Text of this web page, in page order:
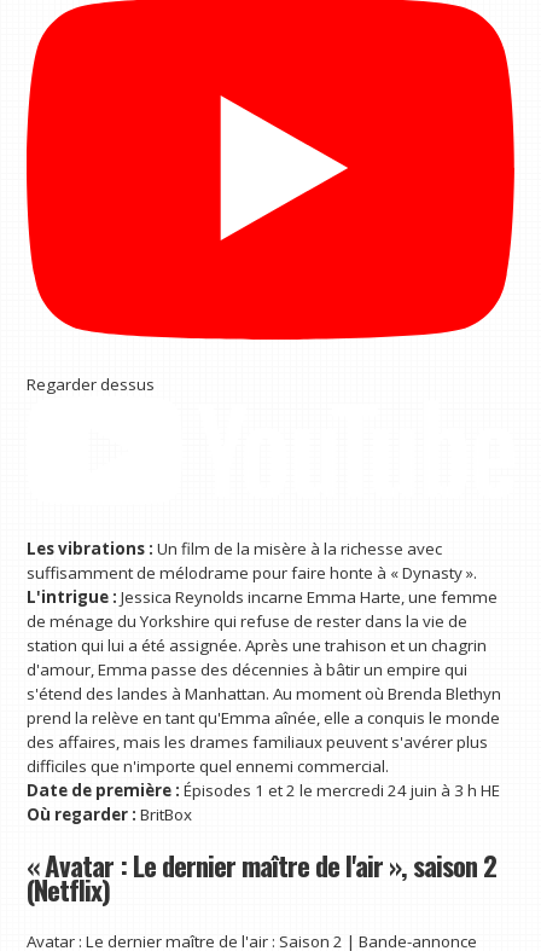
Regarder dessus
Les vibrations : Un film de la misère à la richesse avec
suffisamment de mélodrame pour faire honte à « Dynasty ».
L'intrigue : Jessica Reynolds incarne Emma Harte, une femme
de ménage du Yorkshire qui refuse de rester dans la vie de
station qui lui a été assignée. Après une trahison et un chagrin
d'amour, Emma passe des décennies à bâtir un empire qui
s'étend des landes à Manhattan. Au moment où Brenda Blethyn
prend la relève en tant qu'Emma aînée, elle a conquis le monde
des affaires, mais les drames familiaux peuvent s'avérer plus
difficiles que n'importe quel ennemi commercial.
Date de première : Épisodes 1 et 2 le mercredi 24 juin à 3 h HE
Où regarder :BritBox
« Avatar : Le dernier maître de l'air », saison 2
(Netflix)
Avatar : Le dernier maître de l'air : Saison 2 | Bande-annonce